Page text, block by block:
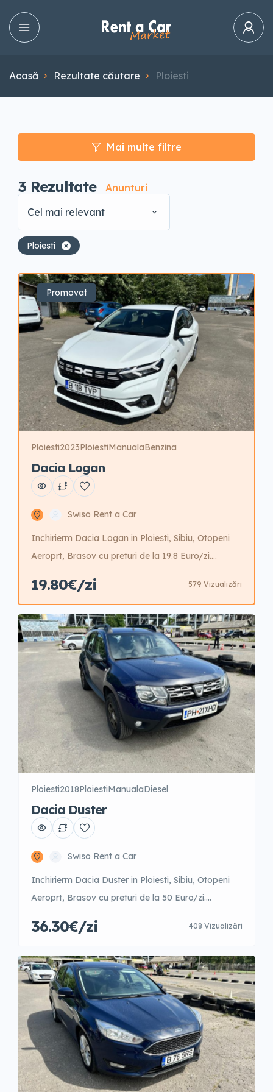
Acasă Rezultate căutare Ploiesti
Mai multe filtre
3 Rezultate
Anunturi
Cel mai relevant
Ploiesti
Promovat
Ploiesti2023PloiestiManualaBenzina
Dacia Logan
Swiso Rent a Car
Inchirierm Dacia Logan in Ploiesti, Sibiu, Otopeni
Aeroprt, Brasov cu preturi de la 19.8 Euro/zi.
33 EUR/zi 6-12 zile- 29.7 EUR/zi 13-25 zile- 26.4
Garantie 250 EUR sau Garantie premium: full casco
1-5 zile – 15 EUR/zi + […]
19.80€/zi 579 Vizualizări
Ploiesti2018PloiestiManualaDiesel
Dacia Duster
Swiso Rent a Car
Inchirierm Dacia Duster in Ploiesti, Sibiu, Otopeni
Aeroprt, Brasov cu preturi de la 50 Euro/zi.
50 EUR/zi 6-12 zile- 46.2 EUR/zi 13-25 zile- 42.9
Garantie 250 EUR sau Garantie premium: full casco
1-5 zile – 15 EUR/zi + 50 […]
36.30€/zi 408 Vizualizări